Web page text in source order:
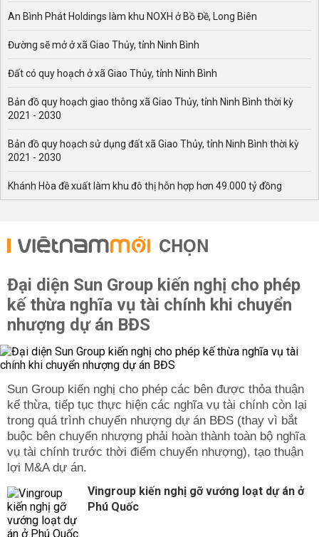
An Bình Phát Holdings làm khu NOXH ở Bồ Đề, Long Biên
Đường sẽ mở ở xã Giao Thủy, tỉnh Ninh Bình
Đất có quy hoạch ở xã Giao Thủy, tỉnh Ninh Bình
Bản đồ quy hoạch giao thông xã Giao Thủy, tỉnh Ninh Bình thời kỳ
2021 - 2030
Bản đồ quy hoạch sử dụng đất xã Giao Thủy, tỉnh Ninh Bình thời kỳ
2021 - 2030
Khánh Hòa đề xuất làm khu đô thị hỗn hợp hơn 49.000 tỷ đồng
CHỌN
Đại diện Sun Group kiến nghị cho phép
kế thừa nghĩa vụ tài chính khi chuyển
nhượng dự án BĐS
Sun Group kiến nghị cho phép các bên được thỏa thuận
kế thừa, tiếp tục thực hiện các nghĩa vụ tài chính còn lại
trong quá trình chuyển nhượng dự án BĐS (thay vì bắt
buộc bên chuyển nhượng phải hoàn thành toàn bộ nghĩa
vụ tài chính trước thời điểm chuyển nhượng), tạo thuận
lợi M&A dự án.
Vingroup kiến nghị gỡ vướng loạt dự án ở
Phú Quốc